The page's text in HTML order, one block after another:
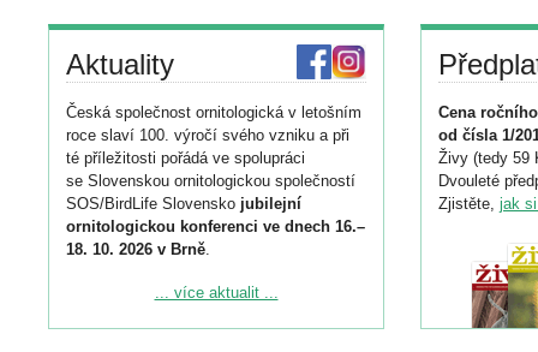
Aktuality
Česká společnost ornitologická v letošním
roce slaví 100. výročí svého vzniku a při
té příležitosti pořádá ve spolupráci
se Slovenskou ornitologickou společností
SOS/BirdLife Slovensko jubilejní
ornitologickou konferenci ve dnech 16.–
18. 10. 2026 v Brně.
Podrobnější informace ke konferenci
... více aktualit ...
Cena
od čísla 1/
Živy (tedy 59
Dvouleté
Zjistěte, jak